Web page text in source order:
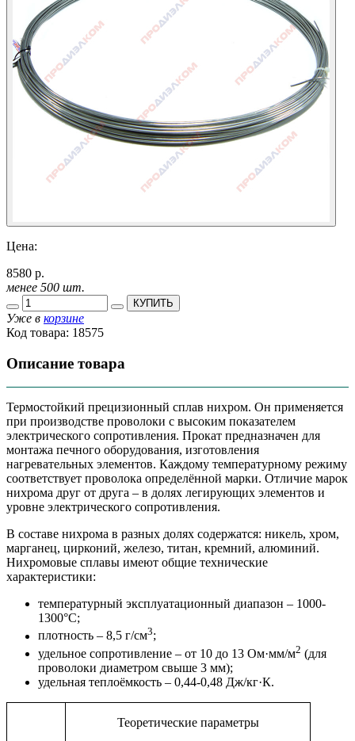
Цена:
8580 р.
менее 500 шт.
КУПИТЬ
Уже в корзине
Код товара: 18575
Описание товара
Термостойкий прецизионный сплав нихром. Он применяется
при производстве проволоки с высоким показателем
электрического сопротивления. Прокат предназначен для
монтажа печного оборудования, изготовления
нагревательных элементов. Каждому температурному режиму
соответствует проволока определённой марки. Отличие марок
нихрома друг от друга – в долях легирующих элементов и
уровне электрического сопротивления.
В составе нихрома в разных долях содержатся: никель, хром,
марганец, цирконий, железо, титан, кремний, алюминий.
Нихромовые сплавы имеют общие технические
характеристики:
температурный эксплуатационный диапазон – 1000-
1300°С;
плотность – 8,5 г/см3;
удельное сопротивление – от 10 до 13 Ом·мм/м2 (для
проволоки диаметром свыше 3 мм);
удельная теплоёмкость – 0,44-0,48 Дж/кг·К.
Теоретические параметры